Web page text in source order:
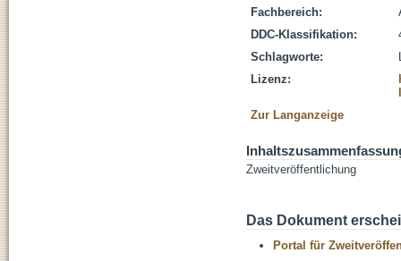
Fachbereich:
DDC-Klassifikation:
Schlagworte:
Lizenz:
Zur Langanzeige
Zweitveröffentlichung
Das Dokument
Portal für